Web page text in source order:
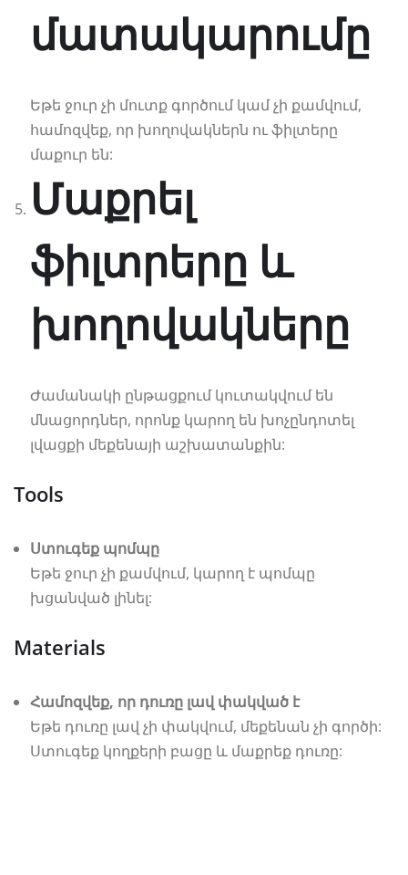
մատակարումը
Եթե ջուր չի մուտք գործում կամ չի քամվում,
համոզվեք, որ խողովակներն ու ֆիլտերը
մաքուր են:
Մաքրել
ֆիլտրերը և
խողովակները
Ժամանակի ընթացքում կուտակվում են
մնացորդներ, որոնք կարող են խոչընդոտել
լվացքի մեքենայի աշխատանքին:
Tools
Ստուգեք պոմպը
Եթե ջուր չի քամվում, կարող է պոմպը
խցանված լինել:
Materials
Համոզվեք, որ դուռը լավ փակված է
Եթե դուռը լավ չի փակվում, մեքենան չի գործի:
Ստուգեք կողքերի բացը և մաքրեք դուռը: